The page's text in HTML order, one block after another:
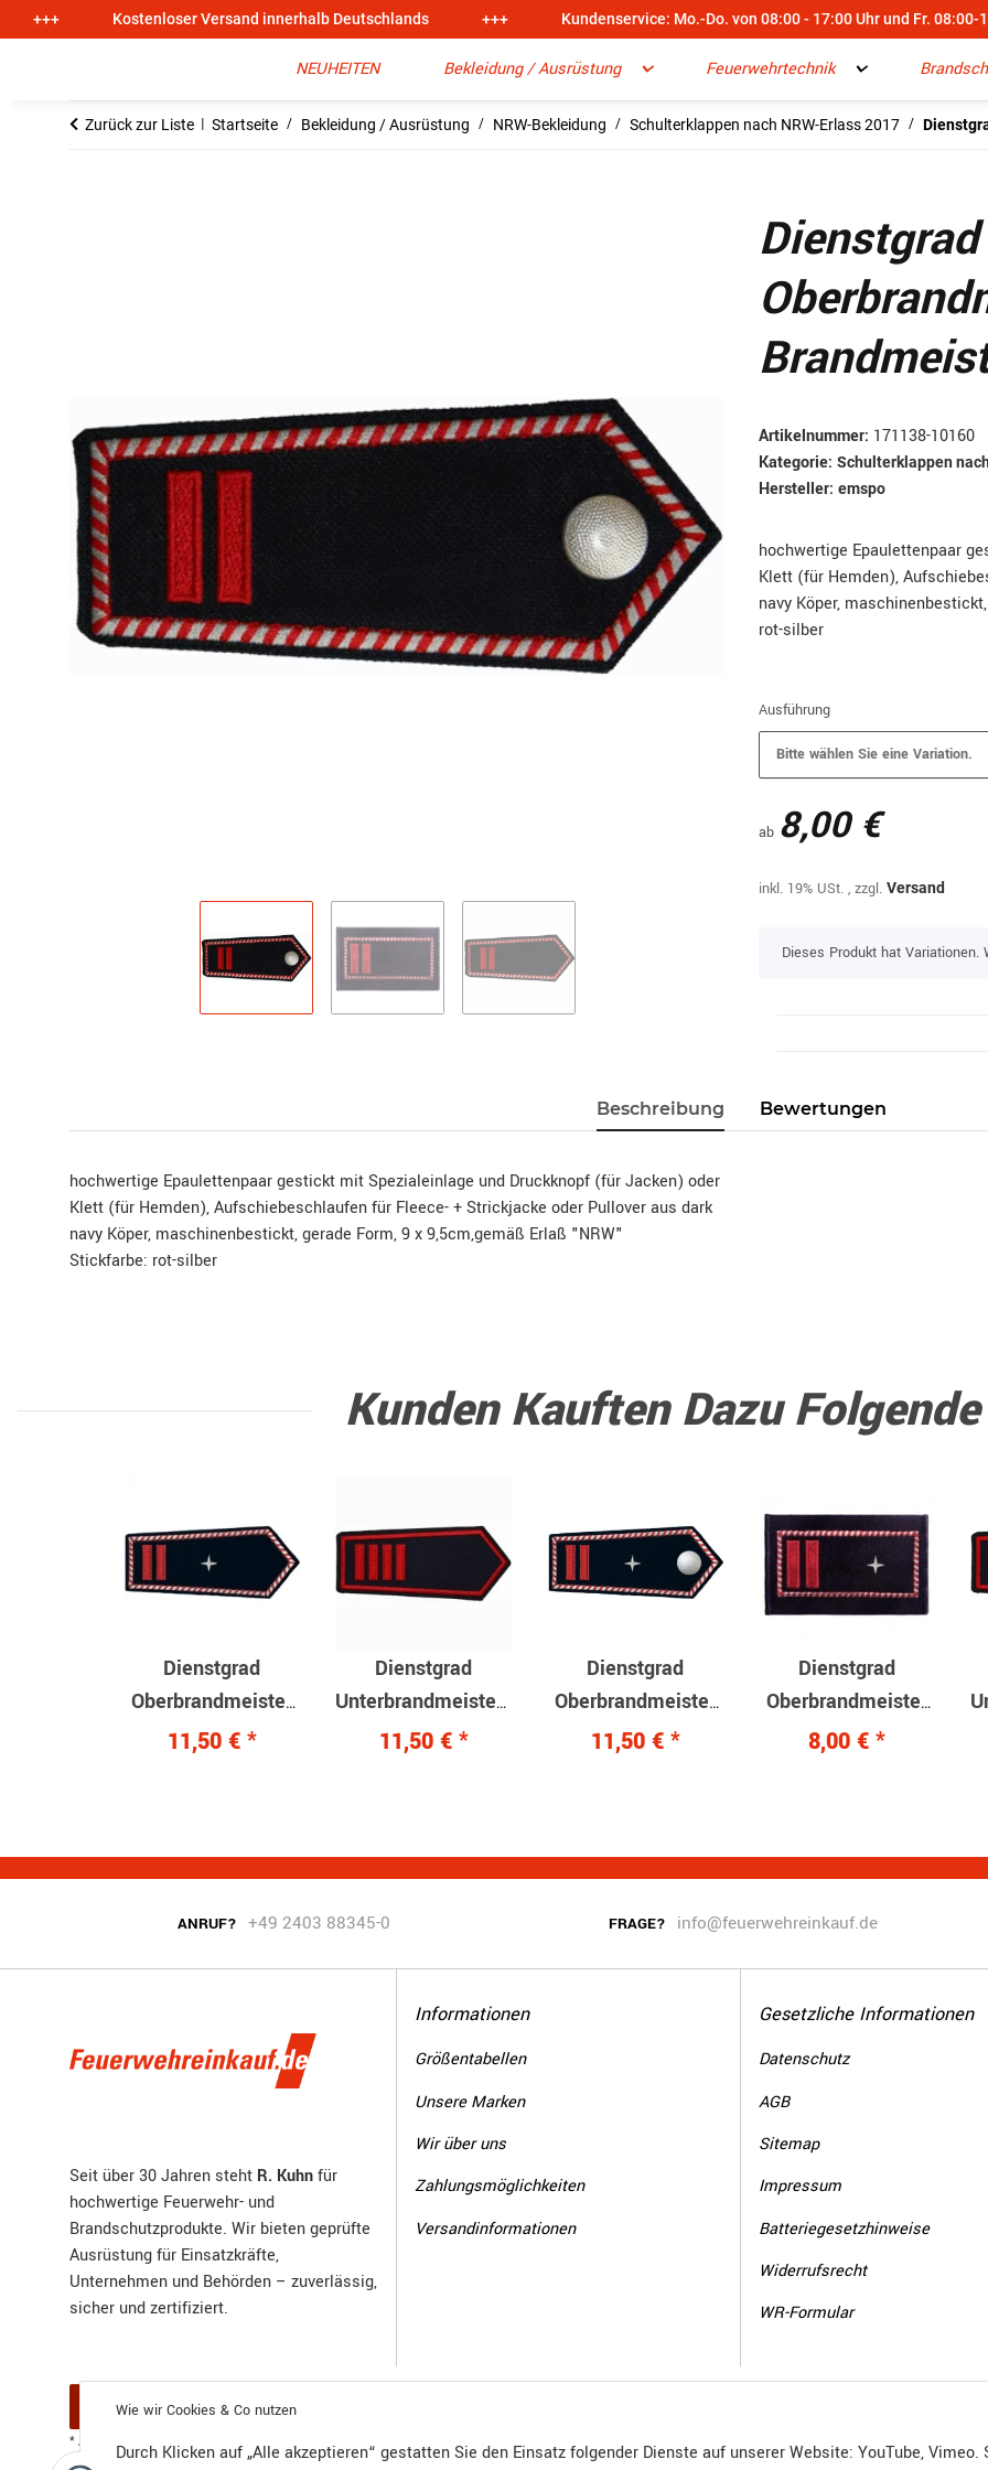
Wie wir Cookies & Co nutzen
Durch Klicken auf „Alle akzeptieren“ gestatten Sie den Einsatz folgender Dienste auf unserer Website: YouTube, Vimeo.
+++ Kostenloser Versand innerhalb Deutschlands +++ Kundenservice: Mo.-Do. von 08:00 - 17:00 Uhr und Fr. 08:00-
NEUHEITEN Bekleidung / Ausrüstung Feuerwehrtechnik
Zurück zur Liste Startseite Bekleidung / Ausrüstung NRW-Bekleidung Schulterklappen nach NRW-Erlass 2017
Dienstgrad
Artikelnummer: 171138-10160
Kategorie: Schulterklappen
Hersteller: emspo
hochwertige Epaulettenpaar
Klett (für Hemden),
navy Köper,
rot-silber
Ausführung
Bitte wählen Sie eine Variation.
ab 8,00 €
inkl. 19% USt. , zzgl. Versand
xDieses Produkt hat
Beschreibung Bewertungen
hochwertige Epaulettenpaar gestickt mit Spezialeinlage und Druckknopf (für Jacken) oder
Klett (für Hemden), Aufschiebeschlaufen für Fleece- + Strickjacke oder Pullover aus dark
navy Köper, maschinenbestickt, gerade Form, 9 x 9,5cm,gemäß Erlaß "NRW"
Stickfarbe: rot-silber
Kunden Kauften Dazu
Dienstgrad
Oberbrandmeister
als stv. EF
11,50 € *
Dienstgrad
Unterbrandmeister/Unterbrandmeisterin
Klettverschluss
11,50 € *
Dienstgrad
Oberbrandmeister
als stv. EF
11,50 € *
Dienstgrad
Oberbrandmeister
als stv. EF
8,00 € *
ANRUF? +49 2403 88345-0 FRAGE? info@feuerwehreinkauf.de
Seit über 30 Jahren steht R. Kuhnfür
hochwertige Feuerwehr- und
Brandschutzprodukte. Wir bieten geprüfte
Ausrüstung für Einsatzkräfte,
Unternehmen und Behörden – zuverlässig,
sicher und zertifiziert.
Informationen
Größentabellen
Unsere Marken
Wir über uns
Zahlungsmöglichkeiten
Versandinformationen
Gesetzliche Informationen
Datenschutz
AGB
Sitemap
Impressum
Batteriegesetzhinweise
Widerrufsrecht
WR-Formular
Vertrag widerrufen
* Alle Preise inkl. gesetzlicher USt., zzgl.